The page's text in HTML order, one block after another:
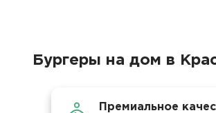
Бургеры на дом в
Премиальное